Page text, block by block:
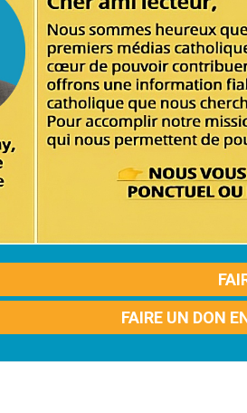
FAIRE UN DON